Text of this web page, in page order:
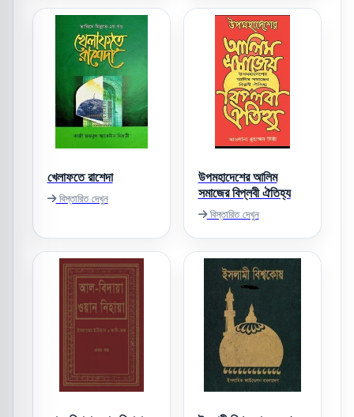
খেলাফতে রাশেদা
বিস্তারিত দেখুন
উপমহাদেশের আলিম
সমাজের বিপ্লবী ঐতিহ্য
বিস্তারিত দেখুন